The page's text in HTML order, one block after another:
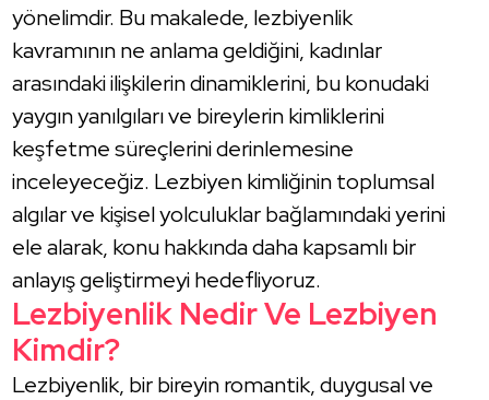
yönelimdir. Bu makalede, lezbiyenlik
kavramının ne anlama geldiğini, kadınlar
arasındaki ilişkilerin dinamiklerini, bu konudaki
yaygın yanılgıları ve bireylerin kimliklerini
keşfetme süreçlerini derinlemesine
inceleyeceğiz. Lezbiyen kimliğinin toplumsal
algılar ve kişisel yolculuklar bağlamındaki yerini
ele alarak, konu hakkında daha kapsamlı bir
anlayış geliştirmeyi hedefliyoruz.
Lezbiyenlik Nedir Ve Lezbiyen
Kimdir?
Lezbiyenlik, bir bireyin romantik, duygusal ve